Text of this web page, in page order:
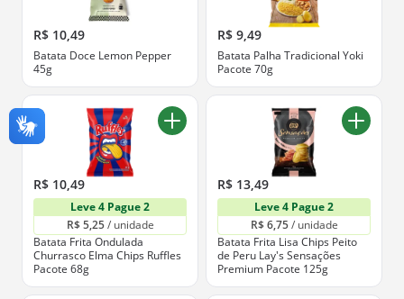
R$ 10,49
Batata Doce Lemon Pepper
45g
R$ 9,49
Batata Palha Tradicional Yoki
Pacote 70g
R$ 10,49
Leve 4 Pague 2
R$ 5,25 / unidade
Batata Frita Ondulada
Churrasco Elma Chips Ruffles
Pacote 68g
R$ 13,49
Leve 4 Pague 2
R$ 6,75 / unidade
Batata Frita Lisa Chips Peito
de Peru Lay's Sensações
Premium Pacote 125g